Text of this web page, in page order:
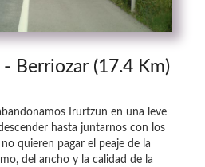
Berriozar (17.4 Km)
Irurtzun en una leve
hasta juntarnos con los
quieren pagar el peaje de la
del ancho y la calidad de la